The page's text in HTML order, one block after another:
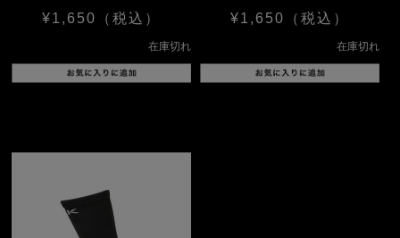
¥1,650 （税込）
在庫切れ
¥1,650 （税込）
在庫切れ